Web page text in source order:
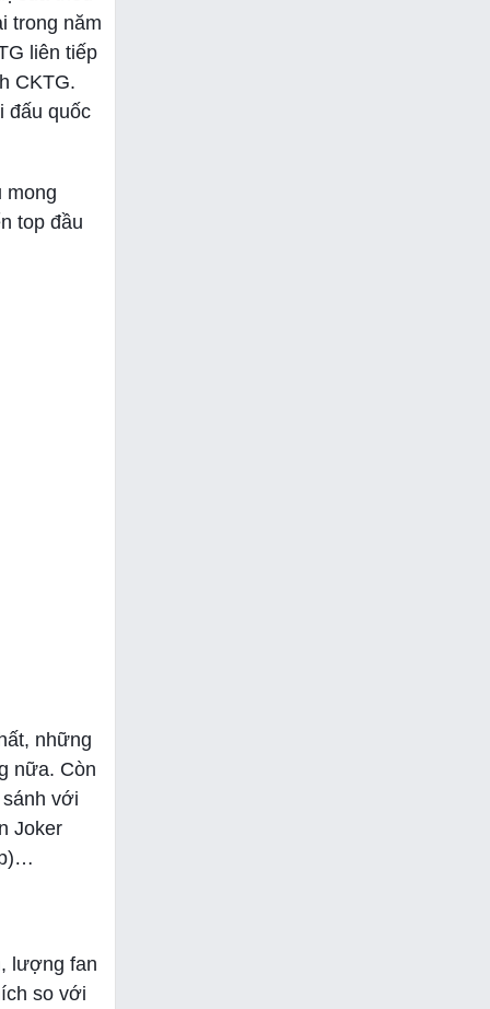
trong năm
liên tiếp
CKTG.
đấu quốc
mong
top đầu
những
nữa. Còn
với
Joker
lượng fan
so với